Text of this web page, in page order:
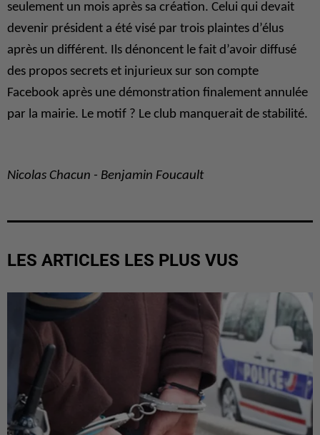
seulement un mois après sa création. Celui qui devait
devenir président a été visé par trois plaintes d’élus
après un différent. Ils dénoncent le fait d’avoir diffusé
des propos secrets et injurieux sur son compte
Facebook après une démonstration finalement annulée
par la mairie. Le motif ? Le club manquerait de stabilité.
Nicolas Chacun - Benjamin Foucault
LES ARTICLES LES PLUS VUS